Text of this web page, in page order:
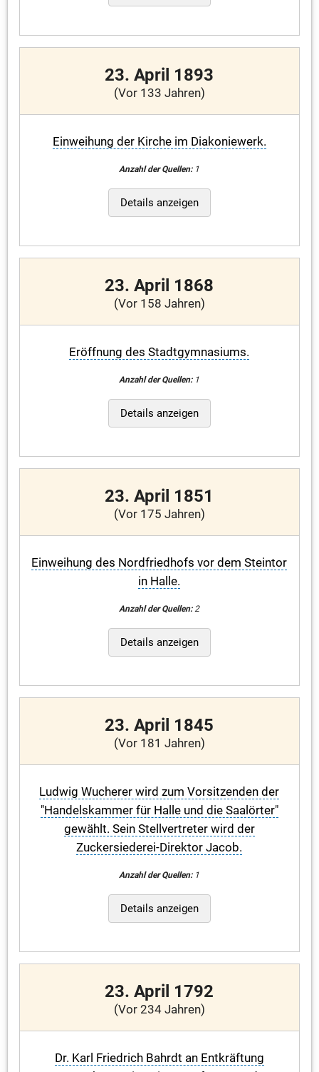
23. April 1893
(Vor 133 Jahren)
Einweihung der Kirche im Diakoniewerk.
Anzahl der Quellen:1
Details anzeigen
23. April 1868
(Vor 158 Jahren)
Eröffnung des Stadtgymnasiums.
Anzahl der Quellen:1
Details anzeigen
23. April 1851
(Vor 175 Jahren)
Einweihung des Nordfriedhofs vor dem Steintor
in Halle.
Anzahl der Quellen:2
Details anzeigen
23. April 1845
(Vor 181 Jahren)
Ludwig Wucherer wird zum Vorsitzenden der
"Handelskammer für Halle und die Saalörter"
gewählt. Sein Stellvertreter wird der
Zuckersiederei-Direktor Jacob.
Anzahl der Quellen:1
Details anzeigen
23. April 1792
(Vor 234 Jahren)
Dr. Karl Friedrich Bahrdt an Entkräftung